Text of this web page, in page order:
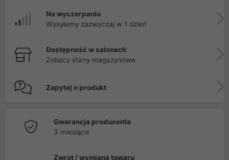
Na wyczerpaniu
Wysyłamy zazwyczaj w 1 dzień
Dostępność w salonach
Zobacz stany magazynowe
Zapytaj o produkt
Gwarancja producenta
3 miesiące
Zwrot / wymiana towaru